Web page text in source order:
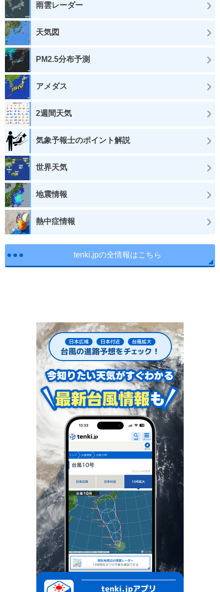
雨雲レーダー
天気図
PM2.5分布予測
アメダス
2週間天気
気象予報士のポイント解説
世界天気
地震情報
熱中症情報
tenki.jpの全情報はこちら